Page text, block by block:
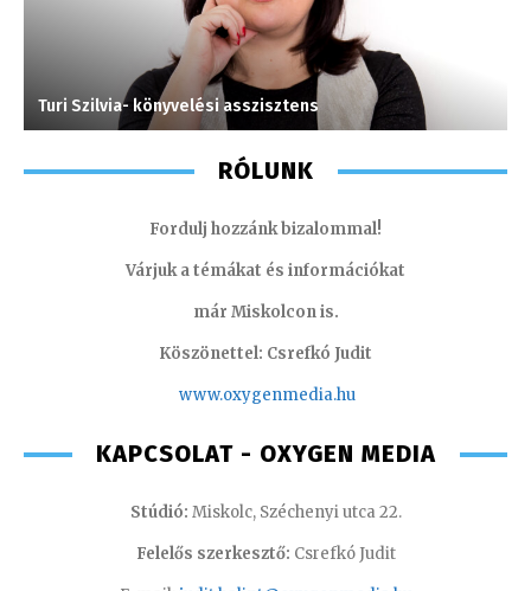
Turi Szilvia- könyvelési asszisztens
RÓLUNK
Fordulj hozzánk bizalommal!
Várjuk a témákat és információkat
már Miskolcon is.
Köszönettel: Csrefkó Judit
www.oxygenmedia.hu
KAPCSOLAT - OXYGEN MEDIA
Stúdió: Miskolc, Széchenyi utca 22.
Felelős szerkesztő: Csrefkó Judit